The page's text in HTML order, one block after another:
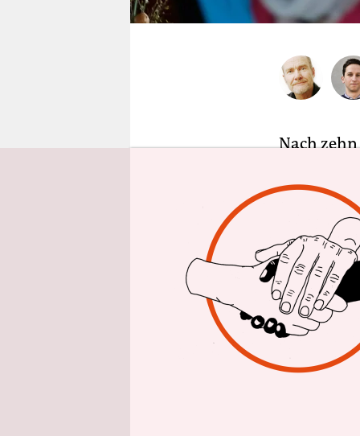
abo
Nach
das
an
Code,
und die
Um den
kommen
Schlange
einen